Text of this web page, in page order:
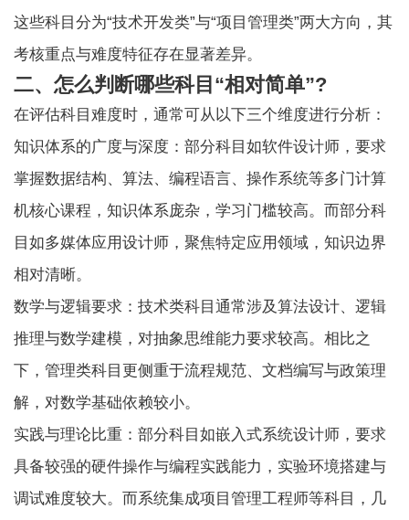
这些科目分为“技术开发类”与“项目管理类”两大方向，其
考核重点与难度特征存在显著差异。
二、怎么判断哪些科目“相对简单”?
在评估科目难度时，通常可从以下三个维度进行分析：
知识体系的广度与深度：部分科目如软件设计师，要求
掌握数据结构、算法、编程语言、操作系统等多门计算
机核心课程，知识体系庞杂，学习门槛较高。而部分科
目如多媒体应用设计师，聚焦特定应用领域，知识边界
相对清晰。
数学与逻辑要求：技术类科目通常涉及算法设计、逻辑
推理与数学建模，对抽象思维能力要求较高。相比之
下，管理类科目更侧重于流程规范、文档编写与政策理
解，对数学基础依赖较小。
实践与理论比重：部分科目如嵌入式系统设计师，要求
具备较强的硬件操作与编程实践能力，实验环境搭建与
调试难度较大。而系统集成项目管理工程师等科目，几